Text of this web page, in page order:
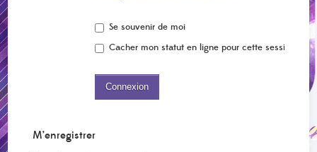
Se souvenir de moi
Cacher mon statut en ligne pour cette session
M’enregistrer